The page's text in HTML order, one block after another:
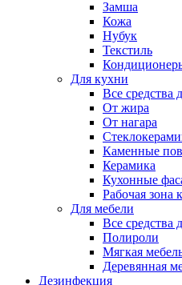
Замша
Кожа
Нубук
Текстиль
Для кухни
Все средства
От жира
От нагара
Каменные
Керамика
Кухонные
Рабочая зона
Для мебели
Все средства
Полироли
Мягкая
Деревянная
Дезинфекция